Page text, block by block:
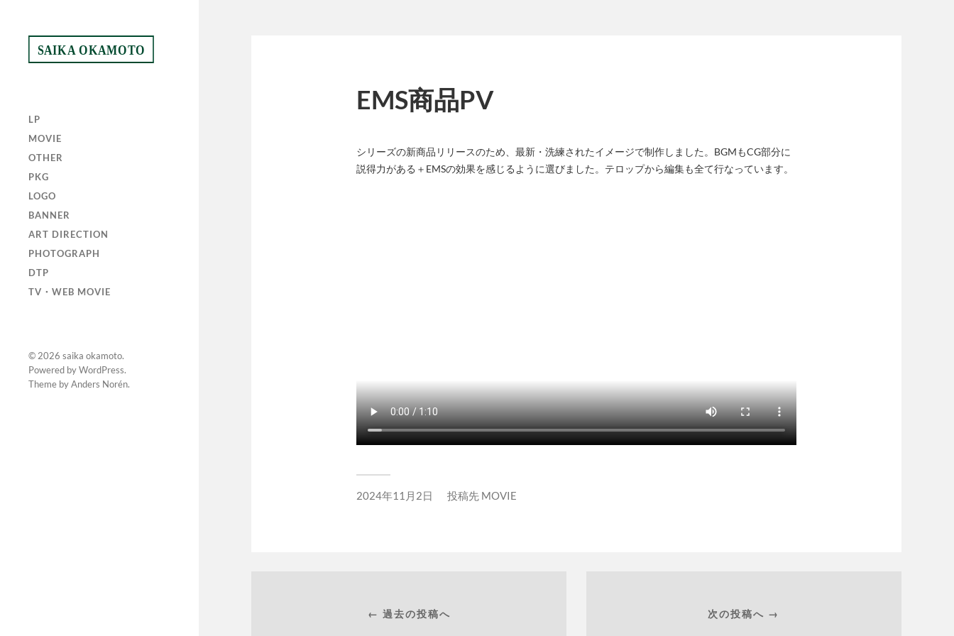
SAIKA OKAMOTO
LP
MOVIE
OTHER
PKG
LOGO
BANNER
ART DIRECTION
PHOTOGRAPH
DTP
TV・WEB MOVIE
© 2026 saika okamoto.
Powered byWordPress.
Theme byAnders Norén.
EMS商品PV
シリーズの新商品リリースのため、最新・洗練されたイメージで制作しました。BGMもCG部分に
説得力がある＋EMSの効果を感じるように選びました。テロップから編集も全て行なっています。
2024年11月2日 投稿先 MOVIE
← 過去の投稿へ 次の投稿へ →